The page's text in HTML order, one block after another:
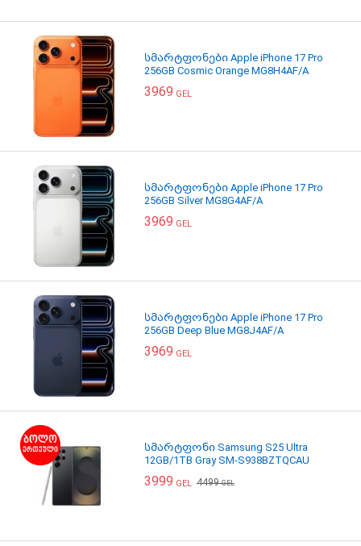
სმარტფონები Apple iPhone 17 Pro
256GB Cosmic Orange MG8H4AF/A
3969 GEL
სმარტფონები Apple iPhone 17 Pro
256GB Silver MG8G4AF/A
3969 GEL
სმარტფონები Apple iPhone 17 Pro
256GB Deep Blue MG8J4AF/A
3969 GEL
სმარტფონი Samsung S25 Ultra
12GB/1TB Gray SM-S938BZTQCAU
3999 GEL 4499GEL